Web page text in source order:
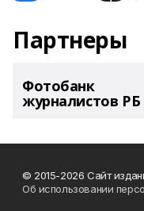
Партнеры
Фотобанк
журналистов РБ
© 2015-2026 Сайт
Об использовании